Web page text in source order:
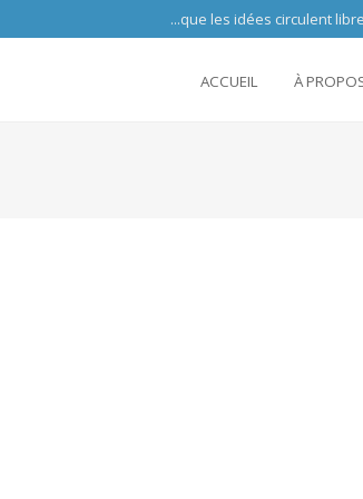
librement de l'un à
ACCUEIL À